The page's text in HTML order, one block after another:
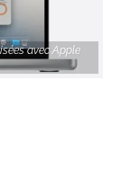
avec Apple